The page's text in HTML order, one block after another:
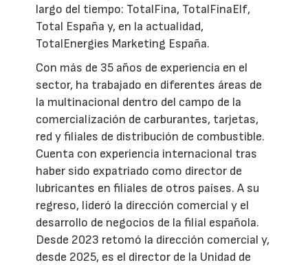
largo del tiempo: TotalFina, TotalFinaElf,
Total España y, en la actualidad,
TotalEnergies Marketing España.
Con más de 35 años de experiencia en el
sector, ha trabajado en diferentes áreas de
la multinacional dentro del campo de la
comercialización de carburantes, tarjetas,
red y filiales de distribución de combustible.
Cuenta con experiencia internacional tras
haber sido expatriado como director de
lubricantes en filiales de otros países. A su
regreso, lideró la dirección comercial y el
desarrollo de negocios de la filial española.
Desde 2023 retomó la dirección comercial y,
desde 2025, es el director de la Unidad de